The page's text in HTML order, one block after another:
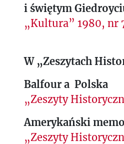
i świętym
„Kultura” 1980, nr
W „Zeszytach
Balfour a Polska
„Zeszyty
Amerykański
„Zeszyty